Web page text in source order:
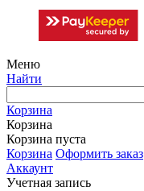
Меню
Найти
Корзина
Корзина
Корзина пуста
Корзина Оформить заказ
Аккаунт
Учетная запись